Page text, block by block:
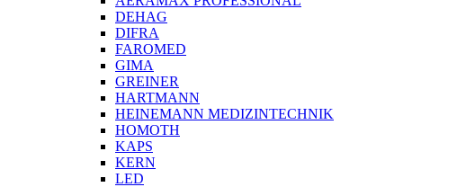
DEHAG
DIFRA
FAROMED
GIMA
GREINER
HARTMANN
HEINEMANN MEDIZINTECHNIK
HOMOTH
KAPS
KERN
LED